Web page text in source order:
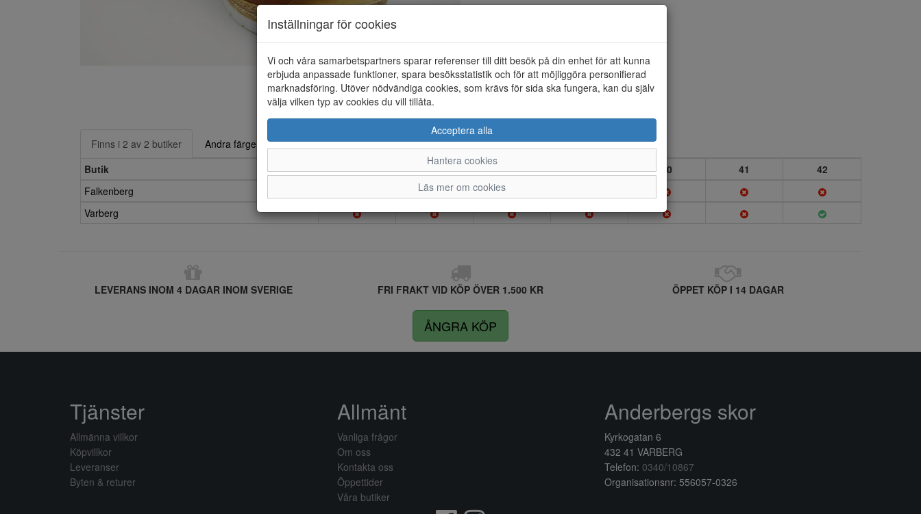
Finns i 2 av 2 butiker
Andra färger
Butik
36 37 38 39 40 41
42
Falkenberg
Varberg
LEVERANS INOM 4 DAGAR INOM SVERIGE FRI FRAKT VID KÖP ÖVER 1.500 KR ÖPPET KÖP I 14 DAGAR
ÅNGRA KÖP
Inställningar för cookies
Vi och våra samarbetspartners sparar referenser till ditt besök på din enhet för att kunna
erbjuda anpassade funktioner, spara besöksstatistik och för att möjliggöra personifierad
marknadsföring. Utöver nödvändiga cookies, som krävs för sida ska fungera, kan du själv
välja vilken typ av cookies du vill tillåta.
Acceptera alla
Hantera cookies
Läs mer om cookies
Tjänster
Allmänna villkor
Köpvillkor
Leveranser
Byten & returer
Allmänt
Vanliga frågor
Om oss
Kontakta oss
Öppettider
Våra butiker
Anderbergs skor
Kyrkogatan 6
432 41 VARBERG
Telefon: 0340/10867
Organisationsnr: 556057-0326